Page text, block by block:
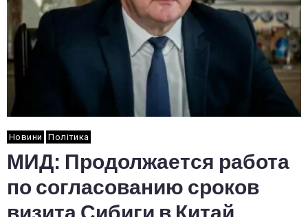
Новини Політика
МИД: Продолжается работа
по согласованию сроков